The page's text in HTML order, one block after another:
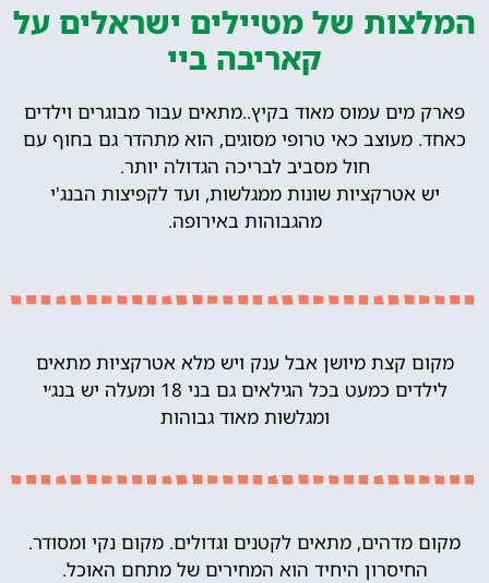
המלצות של מטיילים ישראלים על
קאריבה ביי
פארק מים עמוס מאוד בקיץ..מתאים עבור מבוגרים וילדים
כאחד. מעוצב כאי טרופי מסוגים, הוא מתהדר גם בחוף עם
חול מסביב לבריכה הגדולה יותר.
יש אטרקציות שונות ממגלשות, ועד לקפיצות הבנג'י
מהגבוהות באירופה.
מקום קצת מיושן אבל ענק ויש מלא אטרקציות מתאים
לילדים כמעט בכל הגילאים גם בני 18 ומעלה יש בנג׳י
ומגלשות מאוד גבוהות
מקום מדהים, מתאים לקטנים וגדולים. מקום נקי ומסודר.
החיסרון היחיד הוא המחירים של מתחם האוכל.